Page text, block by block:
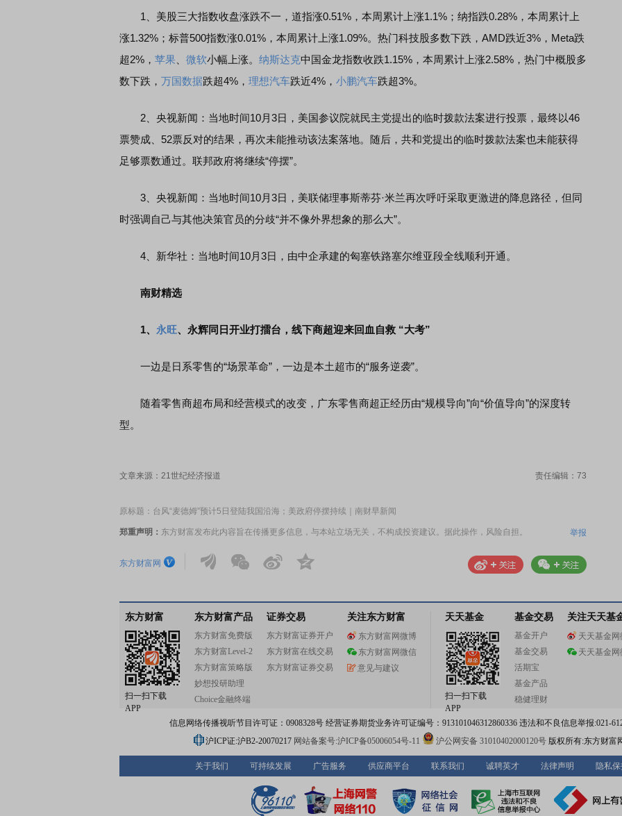
1、美股三大指数收盘涨跌不一，道指涨0.51%，本周累计上涨1.1%；纳指跌0.28%，本周累计上
涨1.32%；标普500指数涨0.01%，本周累计上涨1.09%。热门科技股多数下跌，AMD跌近3%，Meta跌
超2%， 苹果 微软小幅上涨。 纳斯达克中国金龙指数收跌1.15%，本周累计上涨2.58%，热门中概股多
数下跌， 万国数据跌超4%， 理想汽车跌近4%， 小鹏汽车跌超3%。
2、央视新闻：当地时间10月3日，美国参议院就民主党提出的临时拨款法案进行投票，最终以46
票赞成、52票反对的结果，再次未能推动该法案落地。随后，共和党提出的临时拨款法案也未能获得
足够票数通过。联邦政府将继续“停摆”。
3、央视新闻：当地时间10月3日，美联储理事斯蒂芬·米兰再次呼吁采取更激进的降息路径，但同
时强调自己与其他决策官员的分歧“并不像外界想象的那么大”。
4、新华社：当地时间10月3日，由中企承建的匈塞铁路塞尔维亚段全线顺利开通。
南财精选
1、 永旺、永辉同日开业打擂台，线下商超迎来回血自救 “大考”
一边是日系零售的“场景革命”，一边是本土超市的“服务逆袭”。
随着零售商超布局和经营模式的改变，广东零售商超正经历由“规模导向”向“价值导向”的深度转
型。
文章来源：21世纪经济报道 责任编辑：73
原标题：台风“麦德姆”预计5日登陆我国沿海；美政府停摆持续｜南财早新闻
郑重声明： 东方财富发布此内容旨在传播更多信息，与本站立场无关，不构成投资建议。据此操作，风险自担。 举报
东方财富网
东方财富
扫一扫下载
APP
东方财富产品
东方财富免费版
东方财富Level-2
东方财富策略版
妙想投研助理
Choice金融终端
证券交易
东方财富证券开户
东方财富在线交易
东方财富证券交易
关注东方财富
东方财富网微博
东方财富网微信
意见与建议
天天基金
扫一扫下载
APP
基金交易
基金开户
基金交易
活期宝
基金产品
稳健理财
关注天天基
天天基金网
天天基金网
信息网络传播视听节目许可证：0908328号 经营证券期货业务许可证编号：913101046312860336 违法和不良信息举报:021-
沪ICP证:沪B2-20070217 网站备案号:沪ICP备05006054号-11 沪公网安备 31010402000120号版权所有:东方财富
关于我们 可持续发展 广告服务 供应商平台 联系我们 诚聘英才 法律声明 隐私保